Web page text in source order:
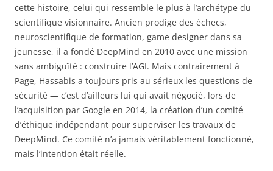
cette histoire, celui qui ressemble le plus à l’archétype du
scientifique visionnaire. Ancien prodige des échecs,
neuroscientifique de formation, game designer dans sa
jeunesse, il a fondé DeepMind en 2010 avec une mission
sans ambiguïté : construire l’AGI. Mais contrairement à
Page, Hassabis a toujours pris au sérieux les questions de
sécurité — c’est d’ailleurs lui qui avait négocié, lors de
l’acquisition par Google en 2014, la création d’un comité
d’éthique indépendant pour superviser les travaux de
DeepMind. Ce comité n’a jamais véritablement fonctionné,
mais l’intention était réelle.